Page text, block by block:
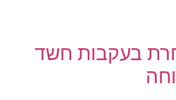
בעקבות חשד